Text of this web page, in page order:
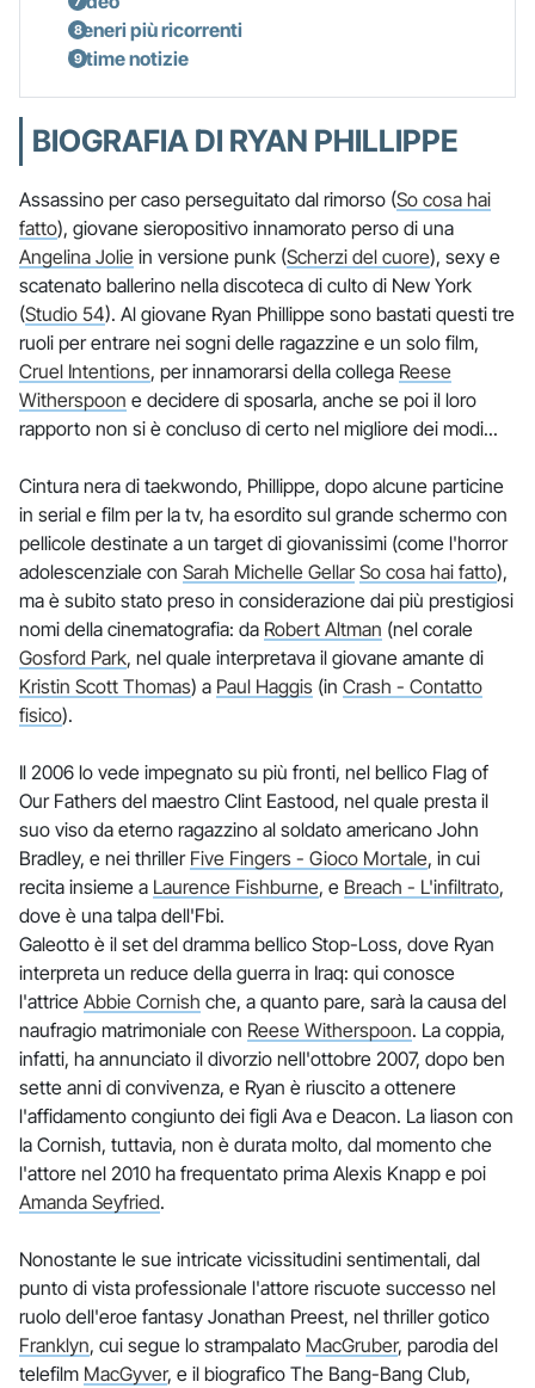
Generi più ricorrenti
Ultime notizie
BIOGRAFIA DI RYAN PHILLIPPE
Assassino per caso perseguitato dal rimorso (So cosa hai
fatto), giovane sieropositivo innamorato perso di una
Angelina Jolie in versione punk (Scherzi del cuore), sexy e
scatenato ballerino nella discoteca di culto di New York
(Studio 54). Al giovane Ryan Phillippe sono bastati questi tre
ruoli per entrare nei sogni delle ragazzine e un solo film,
Cruel Intentions, per innamorarsi della collega Reese
Witherspoon e decidere di sposarla, anche se poi il loro
rapporto non si è concluso di certo nel migliore dei modi...
Cintura nera di taekwondo, Phillippe, dopo alcune particine
in serial e film per la tv, ha esordito sul grande schermo con
pellicole destinate a un target di giovanissimi (come l'horror
adolescenziale con Sarah Michelle Gellar So cosa hai fatto),
ma è subito stato preso in considerazione dai più prestigiosi
nomi della cinematografia: da Robert Altman (nel corale
Gosford Park, nel quale interpretava il giovane amante di
Kristin Scott Thomas) a Paul Haggis (in Crash - Contatto
fisico).
Il 2006 lo vede impegnato su più fronti, nel bellico Flag of
Our Fathers del maestro Clint Eastood, nel quale presta il
suo viso da eterno ragazzino al soldato americano John
Bradley, e nei thriller Five Fingers - Gioco Mortale, in cui
recita insieme a Laurence Fishburne, e Breach - L'infiltrato,
dove è una talpa dell'Fbi.
Galeotto è il set del dramma bellico Stop-Loss, dove Ryan
interpreta un reduce della guerra in Iraq: qui conosce
l'attrice Abbie Cornish che, a quanto pare, sarà la causa del
naufragio matrimoniale con Reese Witherspoon. La coppia,
infatti, ha annunciato il divorzio nell'ottobre 2007, dopo ben
sette anni di convivenza, e Ryan è riuscito a ottenere
l'affidamento congiunto dei figli Ava e Deacon. La liason con
la Cornish, tuttavia, non è durata molto, dal momento che
l'attore nel 2010 ha frequentato prima Alexis Knapp e poi
Amanda Seyfried.
Nonostante le sue intricate vicissitudini sentimentali, dal
punto di vista professionale l'attore riscuote successo nel
ruolo dell'eroe fantasy Jonathan Preest, nel thriller gotico
Franklyn, cui segue lo strampalato MacGruber, parodia del
telefilm MacGyver, e il biografico The Bang-Bang Club,